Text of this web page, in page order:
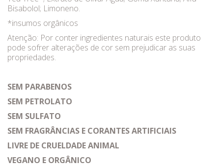
Bisabolol; Limoneno.
*insumos orgânicos
Atenção: Por conter ingredientes naturais este produto
pode sofrer alterações de cor sem prejudicar as suas
propriedades.
SEM PARABENOS
SEM PETROLATO
SEM SULFATO
SEM FRAGRÂNCIAS E CORANTES ARTIFICIAIS
LIVRE DE CRUELDADE ANIMAL
VEGANO E ORGÂNICO